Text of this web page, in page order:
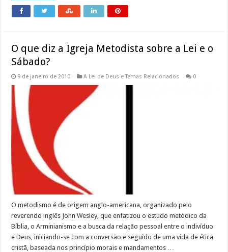
O que diz a Igreja Metodista sobre a Lei e o
Sábado?
9 de janeiro de 2010 A Lei de Deus e Temas Relacionados 0
O metodismo é de origem anglo-americana, organizado pelo
reverendo inglês John Wesley, que enfatizou o estudo metódico da
Bíblia, o Arminianismo e a busca da relação pessoal entre o indivíduo
e Deus, iniciando-se com a conversão e seguido de uma vida de ética
cristã, baseada nos princípio morais e mandamentos …